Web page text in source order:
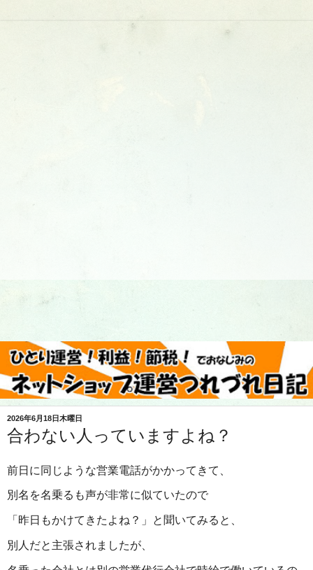
2026年6月18日木曜日
合わない人っていますよね？
前日に同じような営業電話がかかってきて、
別名を名乗るも声が非常に似ていたので
「昨日もかけてきたよね？」と聞いてみると、
別人だと主張されましたが、